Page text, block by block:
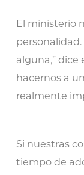
letra
El ministerio
alguna,” dice
hacernos a
realmente
Si nuestras
tiempo de